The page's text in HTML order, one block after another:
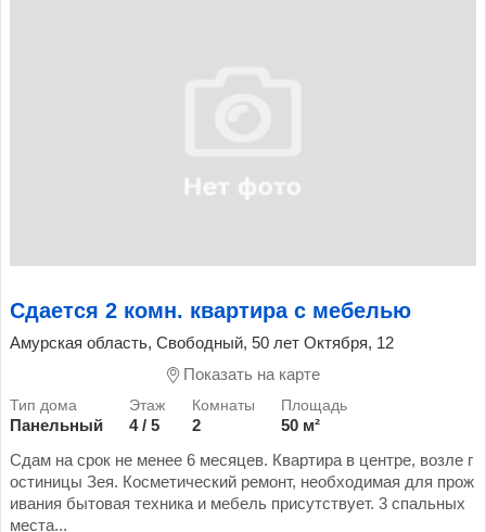
Сдается 2 комн. квартира с мебелью
Амурская область, Свободный, 50 лет Октября, 12
Показать на карте
Панельный 4 / 5 2
50 м²
Сдам на срок не менее 6 месяцев. Квартира в центре, возле г
остиницы Зея. Косметический ремонт, необходимая для прож
ивания бытовая техника и мебель присутствует. 3 спальных
места...